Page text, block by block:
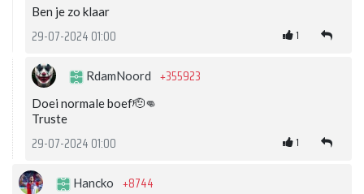
Ben je zo klaar
29-07-2024 01:00 1
RdamNoord +355923
Doei normale boef🫡👊
Truste
29-07-2024 01:00 1
Hancko +8744